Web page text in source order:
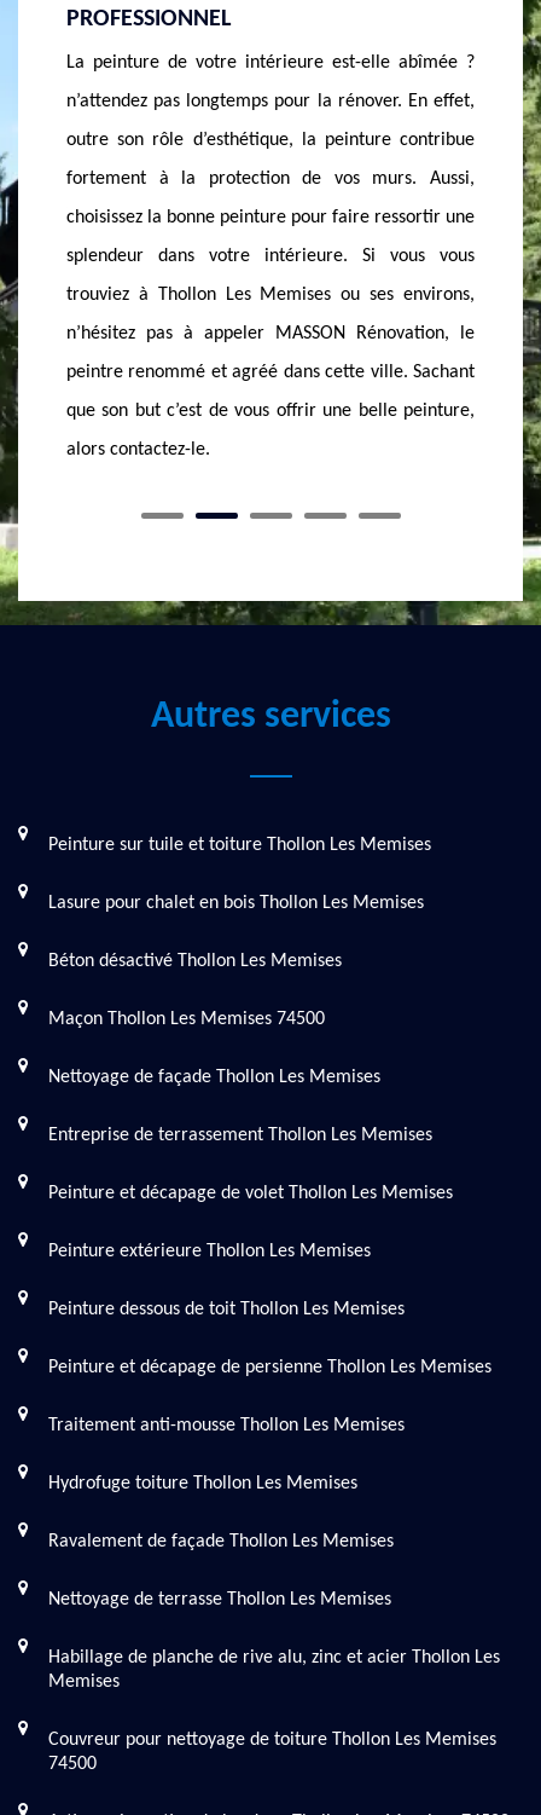
une
le
ville de Thollon Les Memises et vous souhaitez
rénover sa peinture intérieure ? contactez MASSON
Rénovation car c’est précisément les services qu’il
offre. Ayant reçu une formation adéquate en pose
de peinture, il vous offrira un service de qualité :
travail soigné et dans les délais, équipe dynamique,
devis gratuit, tarif abordable. N’attendez plus pour
bénéficier d’un grand professionnalisme. Il est un
peintre professionnel reconnu et sollicité de tous.
la
un
Non
votre
si
Autres services
Peinture sur tuile et toiture Thollon Les Memises
Lasure pour chalet en bois Thollon Les Memises
Béton désactivé Thollon Les Memises
Maçon Thollon Les Memises 74500
Nettoyage de façade Thollon Les Memises
Entreprise de terrassement Thollon Les Memises
Peinture et décapage de volet Thollon Les Memises
Peinture extérieure Thollon Les Memises
Peinture dessous de toit Thollon Les Memises
Peinture et décapage de persienne Thollon Les Memises
Traitement anti-mousse Thollon Les Memises
Hydrofuge toiture Thollon Les Memises
Ravalement de façade Thollon Les Memises
Nettoyage de terrasse Thollon Les Memises
Habillage de planche de rive alu, zinc et acier Thollon Les
Memises
Couvreur pour nettoyage de toiture Thollon Les Memises
74500